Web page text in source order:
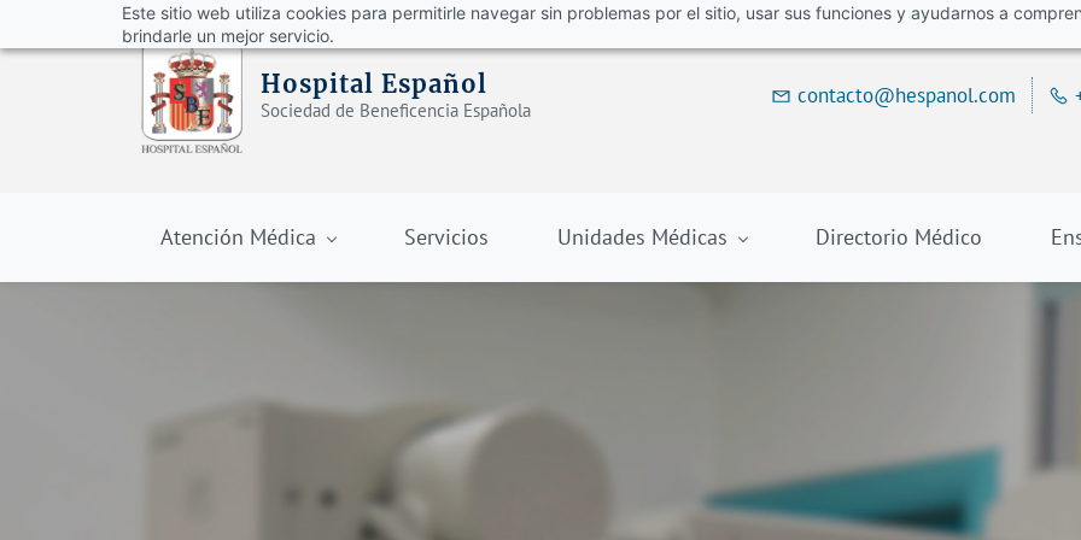
Este sitio web utiliza cookies para permitirle navegar sin problemas por el sitio, usar sus funciones y ayudarnos a
brindarle un mejor servicio.
Hospital Español
Sociedad de Beneficencia Española
contacto@hespanol.com
Atención Médica Servicios Unidades Médicas Directorio Médico